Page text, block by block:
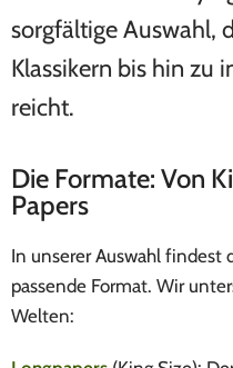
sorgfältige Auswahl,
Klassikern bis hin zu
reicht.
Die Formate: Von
Papers
In unserer Auswahl findest
passende Format. Wir
Welten: